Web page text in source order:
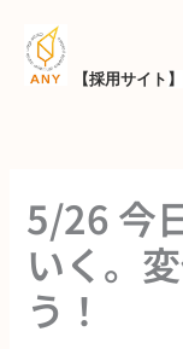
【採用サイト 】
5/26 今
いく。
う！